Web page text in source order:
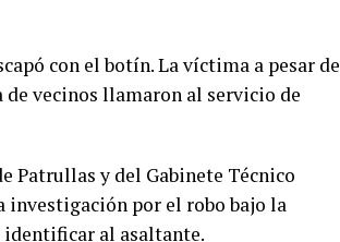
con el botín. La víctima a pesar de
vecinos llamaron al servicio de
Patrullas y del Gabinete Técnico
investigación por el robo bajo la
identificar al asaltante.